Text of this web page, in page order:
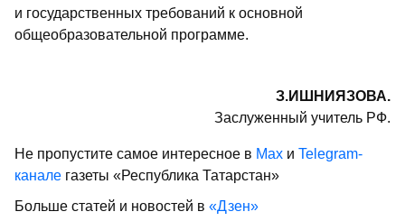
и государственных требований к основной
общеобразовательной программе.
З.ИШНИЯЗОВА.
Заслуженный учитель РФ.
Не пропустите самое интересное в Max и Telegram-
канале газеты «Республика Татарстан»
Больше статей и новостей в «Дзен»